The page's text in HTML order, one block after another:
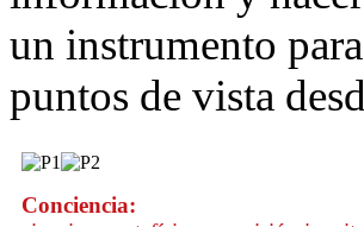
un instrumento para
puntos de vista
Conciencia: